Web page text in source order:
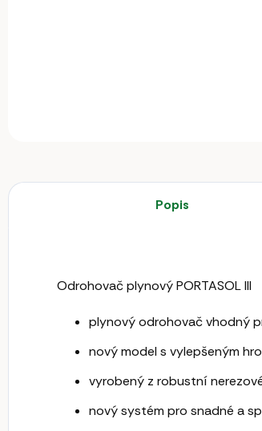
Popis
Odrohovač plynový PORTASOL III
plynový odrohovač vhodný
nový model s vylepšeným
vyrobený z robustní
nový systém pro snadné a